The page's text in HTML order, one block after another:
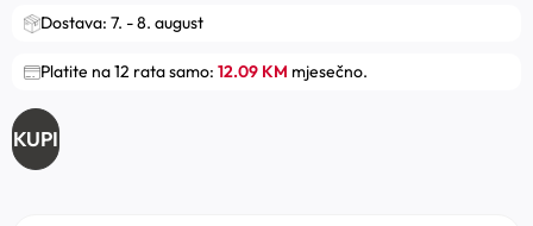
Dostava: 7. - 8. august
Platite na 12 rata samo: 12.09 KM mjesečno.
KUPI